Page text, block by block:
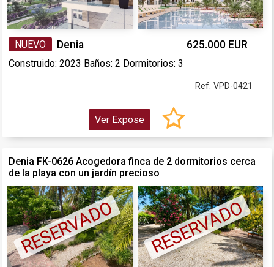
NUEVO Denia 625.000 EUR
Construido: 2023 Baños: 2 Dormitorios: 3
Ref. VPD-0421
Ver Expose
Denia FK-0626 Acogedora finca de 2 dormitorios cerca
de la playa con un jardín precioso
RESERVADO RESERVADO